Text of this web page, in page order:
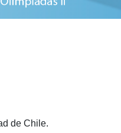
de Chile.